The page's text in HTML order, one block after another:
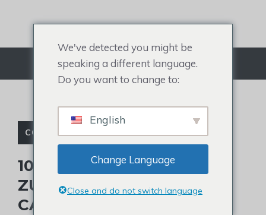
Cardápio
CORTES DE CABELO PARA HOMENS
10 MELHORES CORTES DE
ZUMBIDO PARA HOMENS
CARECAS EM 2023
We've detected you might be
speaking a different language.
Do you want to change to:
English
Change Language
Close and do not switch language